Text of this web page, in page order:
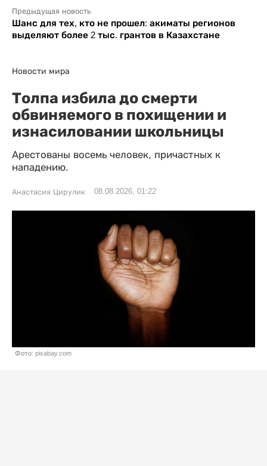
Предыдущая новость
Шанс для тех, кто не прошел: акиматы регионов
выделяют более 2 тыс. грантов в Казахстане
Новости мира
Толпа избила до смерти
обвиняемого в похищении и
изнасиловании школьницы
Арестованы восемь человек, причастных к
нападению.
Анастасия Цирулик 08.08.2026, 01:22
Фото: pixabay.com